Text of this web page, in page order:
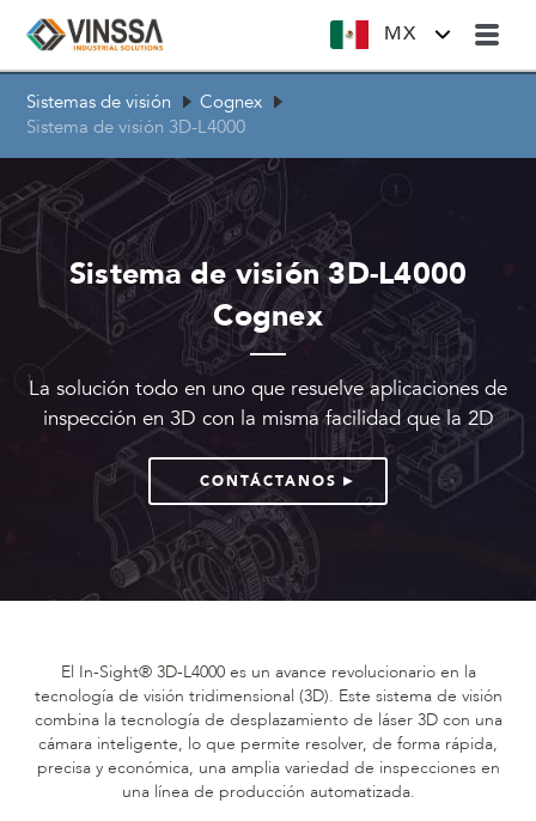
MX
Sistemas de visión
Cognex
Sistema de visión 3D-L4000
Sistema de visión 3D-L4000
Cognex
La solución todo en uno que resuelve aplicaciones de
inspección en 3D con la misma facilidad que la 2D
CONTÁCTANOS
El In-Sight® 3D-L4000 es un avance revolucionario en la
tecnología de visión tridimensional (3D). Este sistema de visión
combina la tecnología de desplazamiento de láser 3D con una
cámara inteligente, lo que permite resolver, de forma rápida,
precisa y económica, una amplia variedad de inspecciones en
una línea de producción automatizada.